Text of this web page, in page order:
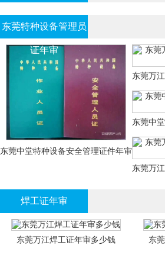
东莞特种设备管理员
证年审
东莞中堂特种设备安全管理证件年审
东莞万
东莞中
东莞万
焊工证年审
东莞万江焊工证年审多少钱 东